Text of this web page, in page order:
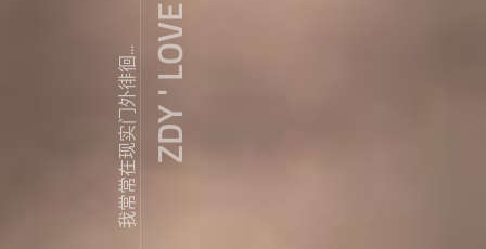
我常常在现实门外徘徊...ZDY ' LOVE